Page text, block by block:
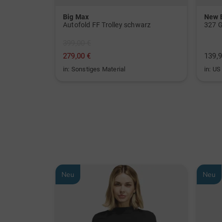
Big Max
Autofold FF Trolley schwarz
279,00 €
in: Sonstiges Material
New
327
Neu Neu